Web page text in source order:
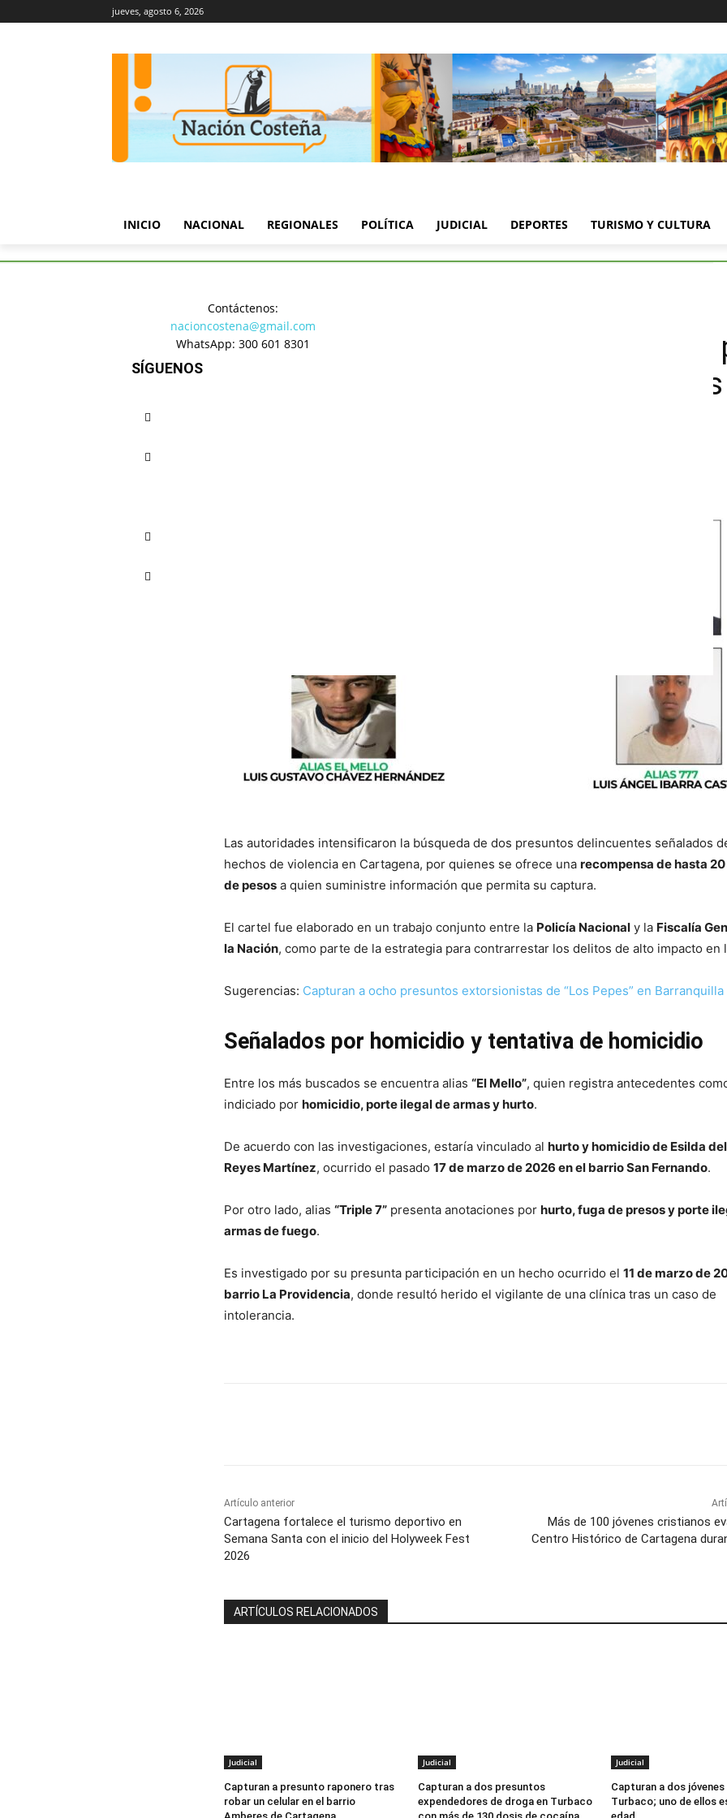
jueves, agosto 6, 2026
INICIO NACIONAL REGIONALES POLÍTICA JUDICIAL DEPORTES TURISMO Y CULTURA
Judicial
Hasta $20 millones de recompensa
dos presuntos homicidas
Las autoridades intensificaron la búsqueda de dos presuntos delincuentes señalados
hechos de violencia en Cartagena, por quienes se ofrece una recompensa de hasta
de pesos a quien suministre información que permita su captura.
El cartel fue elaborado en un trabajo conjunto entre la Policía Nacional y la Fiscalía
la Nación, como parte de la estrategia para contrarrestar los delitos de alto impacto en
Sugerencias: Capturan a ocho presuntos extorsionistas de “Los Pepes” en Barranquilla
Señalados por homicidio y tentativa de homicidio
Entre los más buscados se encuentra alias “El Mello”, quien registra antecedentes
indiciado por homicidio, porte ilegal de armas y hurto.
De acuerdo con las investigaciones, estaría vinculado al hurto y homicidio de Esilda
Reyes Martínez, ocurrido el pasado 17 de marzo de 2026 en el barrio San Fernando.
Por otro lado, alias “Triple 7” presenta anotaciones por hurto, fuga de presos y porte
armas de fuego.
Es investigado por su presunta participación en un hecho ocurrido el 11 de marzo de
barrio La Providencia, donde resultó herido el vigilante de una clínica tras un caso de
intolerancia.
Artículo anterior
Cartagena fortalece el turismo deportivo en
Semana Santa con el inicio del Holyweek Fest
2026
Más de 100 jóvenes cristianos
Centro Histórico de Cartagena
ARTÍCULOS RELACIONADOS
Judicial
Capturan a presunto raponero tras
robar un celular en el barrio
Judicial
Capturan a dos presuntos
expendedores de droga en Turbaco
Judicial
Capturan a dos
Turbaco; uno de ellos
Contáctenos:
nacioncostena@gmail.com
WhatsApp: 300 601 8301
SÍGUENOS